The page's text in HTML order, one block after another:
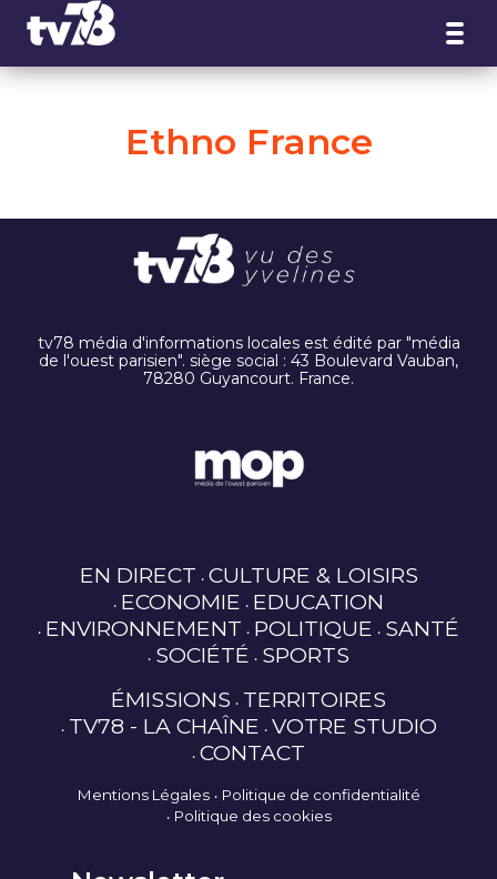
Ethno France
tv78 média d'informations locales est édité par "média
de l'ouest parisien". siège social : 43 Boulevard Vauban,
78280 Guyancourt. France.
EN DIRECT CULTURE & LOISIRS
ECONOMIE EDUCATION
ENVIRONNEMENT POLITIQUE SANTÉ
SOCIÉTÉ SPORTS
ÉMISSIONS TERRITOIRES
TV78 - LA CHAÎNE VOTRE STUDIO
CONTACT
Mentions Légales
Politique de confidentialité
Politique des cookies
Panneau de gestion des cookies